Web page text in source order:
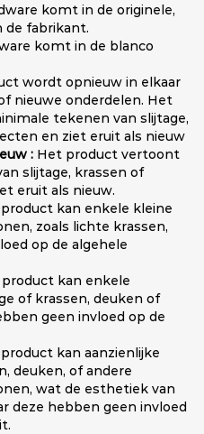
komt in de originele,
de fabrikant.
komt in de blanco
wordt opnieuw in elkaar
nieuwe onderdelen. Het
tekenen van slijtage,
en ziet eruit als nieuw
: Het product vertoont
slijtage, krassen of
eruit als nieuw.
kan enkele kleine
zoals lichte krassen,
op de algehele
kan enkele
of krassen, deuken of
geen invloed op de
kan aanzienlijke
deuken, of andere
wat de esthetiek van
deze hebben geen invloed